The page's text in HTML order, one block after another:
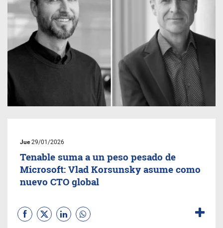
Jue29/01/2026
Tenable suma a un peso pesado de
Microsoft: Vlad Korsunsky asume como
nuevo CTO global